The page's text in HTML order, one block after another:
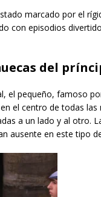
marcado por el
con episodios
del
el pequeño, famoso
el centro de todas
a un lado y al otro.
ausente en este tipo